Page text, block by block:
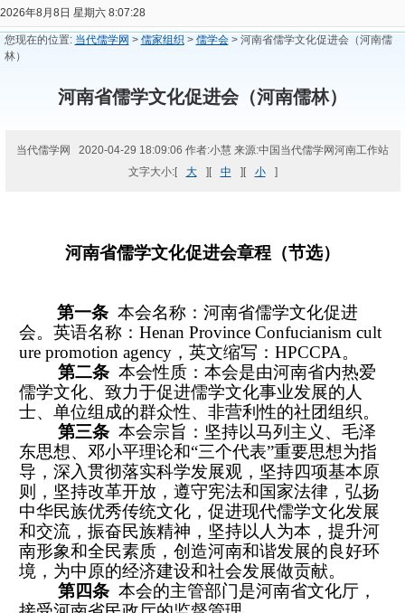
2026年8月8日 星期六 8:07:28
您现在的位置: 当代儒学网 > 儒家组织> 儒学会> 河南省儒学文化促进会（河南儒
林）
河南省儒学文化促进会（河南儒林）
当代儒学网 2020-04-29 18:09:06 作者:小慧 来源:中国当代儒学网河南工作站
文字大小:[
大 ][ 中 ][ 小 ]
河南省儒学文化促进会章程（节选）
第一条 本会名称：河南省儒学文化促进
会。英语名称： Henan Province Confucianism cult
ure promotion agency，英文缩写： HPCCPA。
第二条 本会性质：本会是由河南省内热爱
儒学文化、致力于促进儒学文化事业发展的人
士、单位组成的群众性、非营利性的社团组织。
第三条 本会宗旨：坚持以马列主义、毛泽
东思想、邓小平理论和“三个代表”重要思想为指
导，深入贯彻落实科学发展观，坚持四项基本原
则，坚持改革开放，遵守宪法和国家法律，弘扬
中华民族优秀传统文化，促进现代儒学文化发展
和交流，振奋民族精神，坚持以人为本，提升河
南形象和全民素质，创造河南和谐发展的良好环
境，为中原的经济建设和社会发展做贡献。
第四条 本会的主管部门是河南省文化厅，